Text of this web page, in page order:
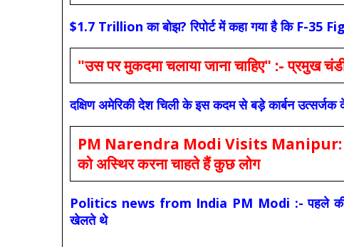
$1.7 Trillion का बोझ? रिपोर्ट में कहा गया है कि F-
"उस पर मुकदमा चलाया जाना चाहिए" :- प्रमुख
दक्षिण अमेरिकी देश चिली के इस कदम से बड़े कार्बन
PM Narendra Modi Visits Manipur:
को अस्थिर करना चाहते हैं कुछ लोग
Politics news from India PM Modi :- पहले की
खेलते थे